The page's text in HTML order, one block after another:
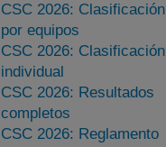
CSC 2026: Clasificación
por equipos
CSC 2026: Clasificación
individual
CSC 2026: Resultados
completos
CSC 2026: Reglamento